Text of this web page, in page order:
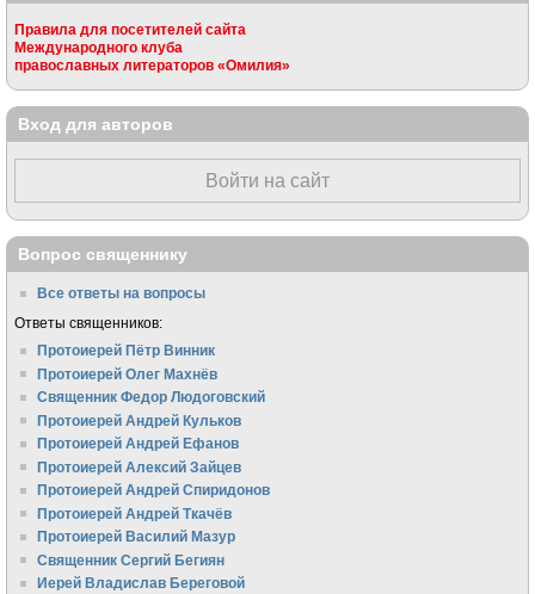
Правила для посетителей сайта
Международного клуба
православных литераторов «Омилия»
Вход для авторов
Войти на сайт
Вопрос священнику
Все ответы на вопросы
Ответы священников:
Протоиерей Пётр Винник
Протоиерей Олег Махнёв
Священник Федор Людоговский
Протоиерей Андрей Кульков
Протоиерей Андрей Ефанов
Протоиерей Алексий Зайцев
Протоиерей Андрей Спиридонов
Протоиерей Андрей Ткачёв
Протоиерей Василий Мазур
Священник Сергий Бегиян
Иерей Владислав Береговой